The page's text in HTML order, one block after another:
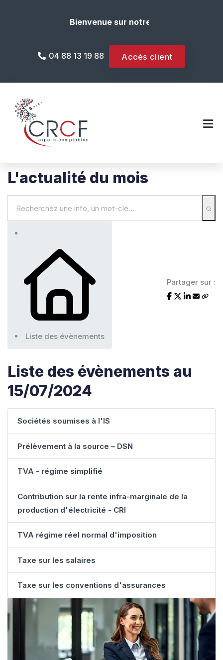
Bienvenue sur notre site internet !
04 88 13 19 88 Accès client
L'actualité du mois
Liste des évènements
Partager sur :
Liste des évènements au
15/07/2024
Sociétés soumises à l'IS
Prélèvement à la source – DSN
TVA - régime simplifié
Contribution sur la rente infra-marginale de la
production d'électricité - CRI
TVA régime réel normal d'imposition
Taxe sur les salaires
Taxe sur les conventions d'assurances